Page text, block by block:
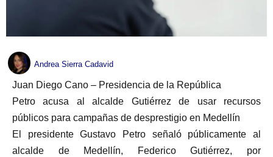
Andrea Sierra Cadavid
Juan Diego Cano – Presidencia de la República
Petro acusa al alcalde Gutiérrez de usar recursos
públicos para campañas de desprestigio en Medellín
El presidente Gustavo Petro señaló públicamente al
alcalde de Medellín, Federico Gutiérrez, por